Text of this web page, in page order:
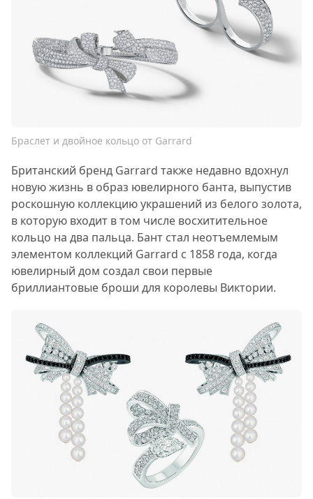
Браслет и двойное кольцо от Garrard
Британский бренд Garrard также недавно вдохнул
новую жизнь в образ ювелирного банта, выпустив
роскошную коллекцию украшений из белого золота,
в которую входит в том числе восхитительное
кольцо на два пальца. Бант стал неотъемлемым
элементом коллекций Garrard с 1858 года, когда
ювелирный дом создал свои первые
бриллиантовые броши для королевы Виктории.